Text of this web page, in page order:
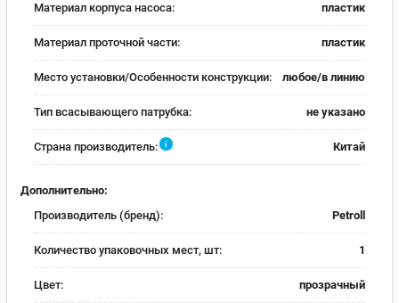
Материал корпуса насоса: пластик
Материал проточной части: пластик
Место установки/Особенности конструкции: любое/в линию
Тип всасывающего патрубка: не указано
Страна производитель: i Китай
Дополнительно:
Производитель (бренд):
Petroll
Количество упаковочных мест, шт: 1
Цвет: прозрачный